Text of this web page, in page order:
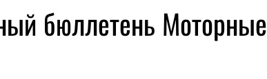
бюллетень Моторные